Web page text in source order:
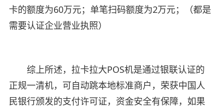
卡的额度为60万元；单笔扫码额度为2万元；（都是
需要认证企业营业执照）
综上所述，拉卡拉大POS机是通过银联认证的
正规一清机，可自动跳本地标准商户，荣获中国人
民银行颁发的支付许可证，资金安全有保障，如果